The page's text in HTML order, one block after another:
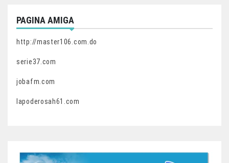
PAGINA AMIGA
http://master106.com.do
serie37.com
jobafm.com
lapoderosah61.com